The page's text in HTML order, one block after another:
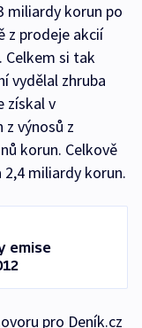
miliardy korun po
z prodeje akcií
Celkem si tak
vydělal zhruba
získal v
výnosů z
korun. Celkově
miliardy korun.
emise
pro Deník.cz